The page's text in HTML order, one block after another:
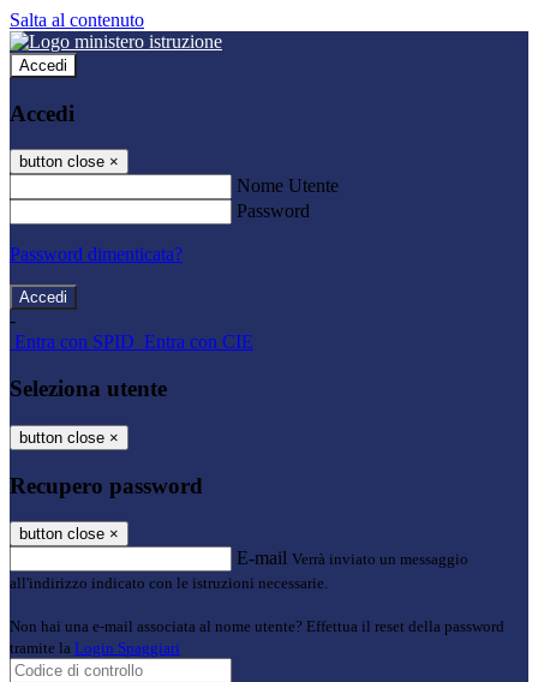
Salta al contenuto
Accedi
Accedi
button close ×
Nome Utente
Password
Password dimenticata?
-
Entra con SPID Entra con CIE
Seleziona utente
button close ×
Recupero password
button close ×
E-mail Verrà inviato un messaggio
all'indirizzo indicato con le istruzioni necessarie.
Non hai una e-mail associata al nome utente? Effettua il reset della password
tramite la Login Spaggiari